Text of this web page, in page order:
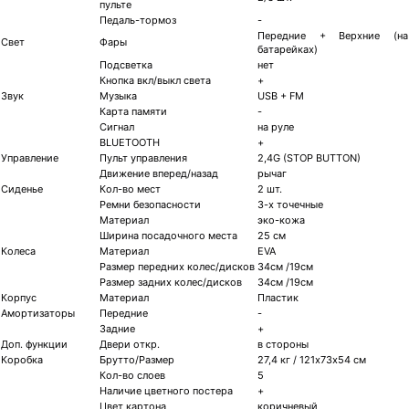
пульте
Педаль-тормоз
-
Свет
Фары
Передние + Верхние (на
батарейках)
Подсветка
нет
Кнопка вкл/выкл света
+
Звук
Музыка
USB + FM
Карта памяти
-
Сигнал
на руле
BLUETOOTH
+
Управление
Пульт управления
2,4G (STOP BUTTON)
Движение вперед/назад
рычаг
Сиденье
Кол-во мест
2 шт.
Ремни безопасности
3-х точечные
Материал
эко-кожа
Ширина посадочного места
25 см
Колеса
Материал
EVA
Размер передних колес/дисков 34см /19см
Размер задних колес/дисков
34см /19см
Корпус
Материал
Пластик
Амортизаторы
Передние
-
Задние
+
Доп. функции
Двери откр.
в стороны
Коробка
Брутто/Размер
27,4 кг / 121х73х54 см
Кол-во слоев
5
Наличие цветного постера
+
Цвет картона
коричневый